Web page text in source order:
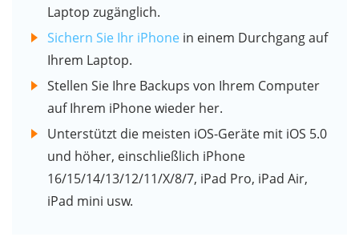
Laptop zugänglich.
Sichern Sie Ihr iPhone in einem Durchgang auf
Ihrem Laptop.
Stellen Sie Ihre Backups von Ihrem Computer
auf Ihrem iPhone wieder her.
Unterstützt die meisten iOS-Geräte mit iOS 5.0
und höher, einschließlich iPhone
16/15/14/13/12/11/X/8/7, iPad Pro, iPad Air,
iPad mini usw.